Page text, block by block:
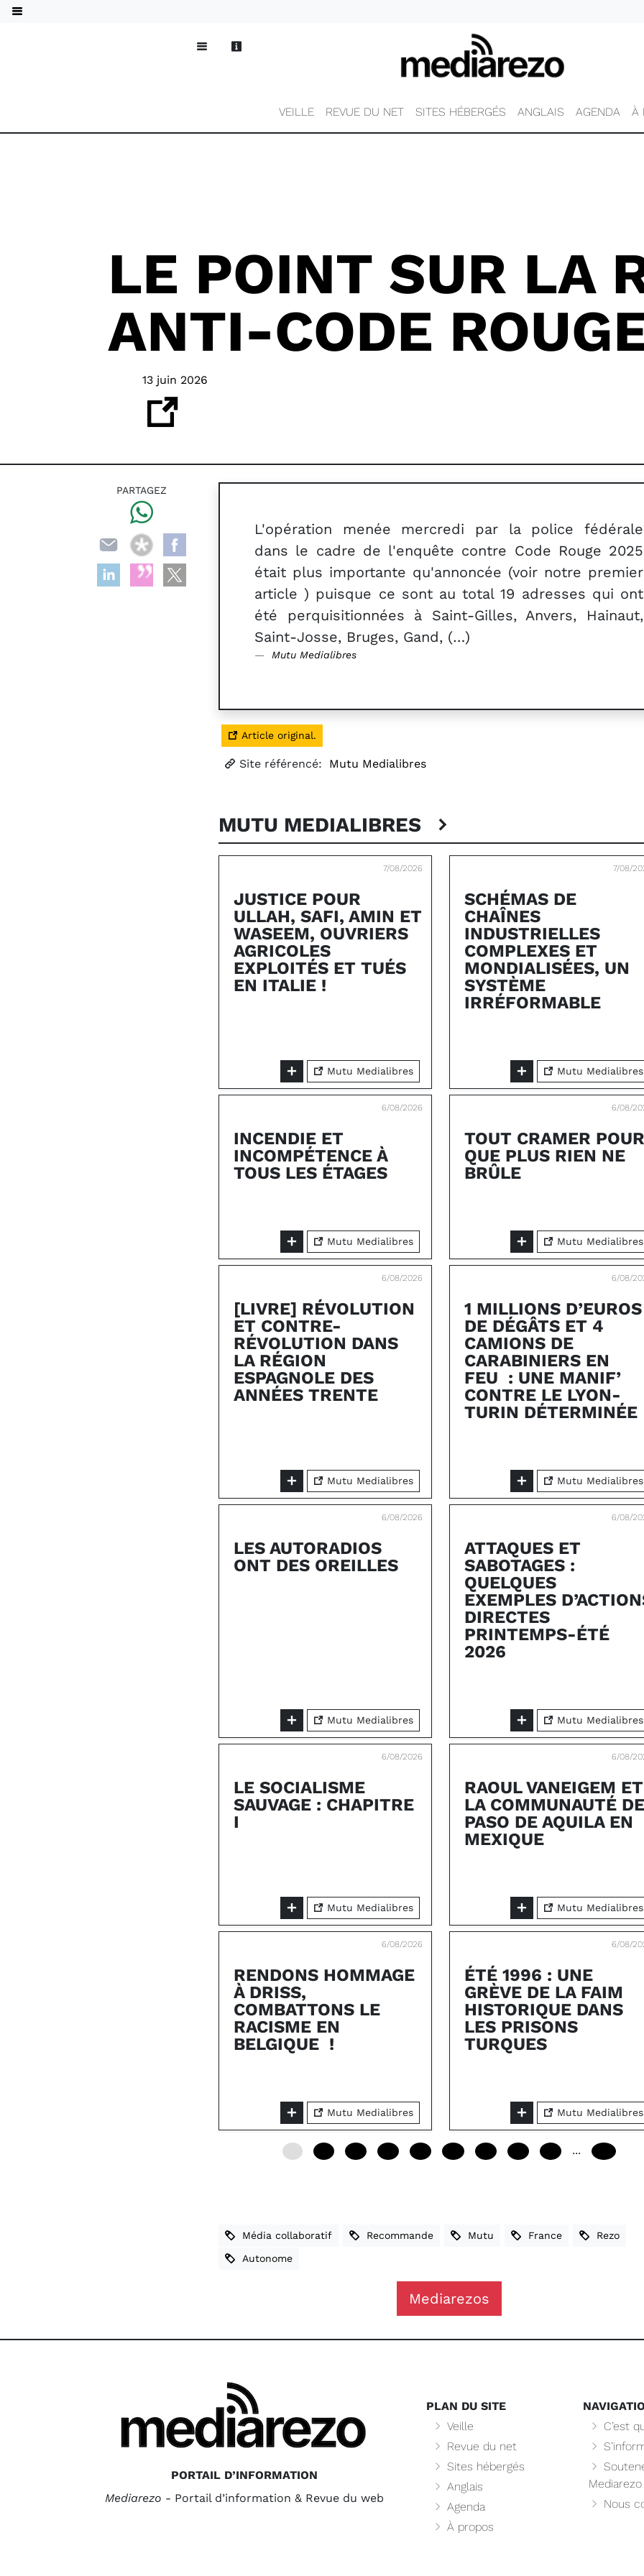
VEILLE REVUE DU NET SITES HÉBERGÉS ANGLAIS AGENDA À
LE POINT SUR LA
ANTI-CODE
13 juin 2026
L'opération menée mercredi par la police fédérale
dans le cadre de l'enquête contre Code Rouge 2025
était plus importante qu'annoncée (voir notre premier
article ) puisque ce sont au total 19 adresses qui ont
été perquisitionnées à Saint-Gilles, Anvers, Hainaut,
Saint-Josse, Bruges, Gand, (…)
Mutu Medialibres
Article original.
Site référencé: Mutu Medialibres
MUTU MEDIALIBRES
7/08/2026
JUSTICE POUR
ULLAH, SAFI, AMIN ET
WASEEM, OUVRIERS
AGRICOLES
EXPLOITÉS ET TUÉS
EN ITALIE !
Mutu Medialibres
7/08/
SCHÉMAS DE
CHAÎNES
INDUSTRIELLES
COMPLEXES ET
MONDIALISÉES, UN
SYSTÈME
IRRÉFORMABLE
Mutu Medialibres
6/08/2026
INCENDIE ET
INCOMPÉTENCE À
TOUS LES ÉTAGES
Mutu Medialibres
6/08/
TOUT CRAMER POUR
QUE PLUS RIEN NE
BRÛLE
Mutu Medialibres
6/08/2026
[LIVRE] RÉVOLUTION
ET CONTRE-
RÉVOLUTION DANS
LA RÉGION
ESPAGNOLE DES
ANNÉES TRENTE
Mutu Medialibres
6/08/
1 MILLIONS D’EUROS
DE DÉGÂTS ET 4
CAMIONS DE
CARABINIERS EN
FEU : UNE MANIF’
CONTRE LE LYON-
TURIN DÉTERMINÉE
Mutu Medialibres
6/08/2026
LES AUTORADIOS
ONT DES OREILLES
Mutu Medialibres
6/08/
ATTAQUES ET
SABOTAGES :
QUELQUES
EXEMPLES
DIRECTES
PRINTEMPS-ÉTÉ
2026
Mutu Medialibres
6/08/2026
LE SOCIALISME
SAUVAGE : CHAPITRE
I
Mutu Medialibres
6/08/
RAOUL VANEIGEM ET
LA COMMUNAUTÉ DE
PASO DE AQUILA EN
MEXIQUE
Mutu Medialibres
6/08/2026
RENDONS HOMMAGE
À DRISS,
COMBATTONS LE
RACISME EN
BELGIQUE !
Mutu Medialibres
6/08/
ÉTÉ 1996 : UNE
GRÈVE DE LA FAIM
HISTORIQUE DANS
LES PRISONS
TURQUES
Mutu Medialibres
...
Média collaboratif Recommande Mutu France Rezo
Autonome
Mediarezos
PARTAGEZ
PORTAIL D’INFORMATION
Mediarezo - Portail d’information & Revue du web
PLAN DU SITE
Veille
Revue du net
Sites hébergés
Anglais
Agenda
À propos
C’est
Mediarezo
Nous